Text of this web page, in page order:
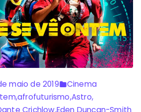
maio de 2019
Cinema
,afrofuturismo,Astro,
Crichlow,Eden Duncan-Smith